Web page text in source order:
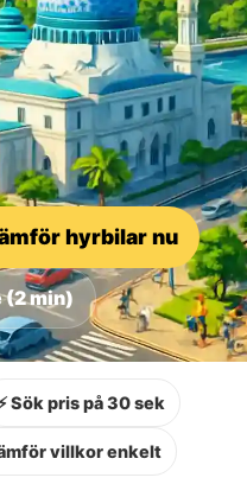
hyrbilar nu
(2 min)
Sök pris på 30 sek
villkor enkelt